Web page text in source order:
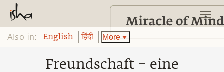
Also in: English हिंदी More
Freundschaft – eine